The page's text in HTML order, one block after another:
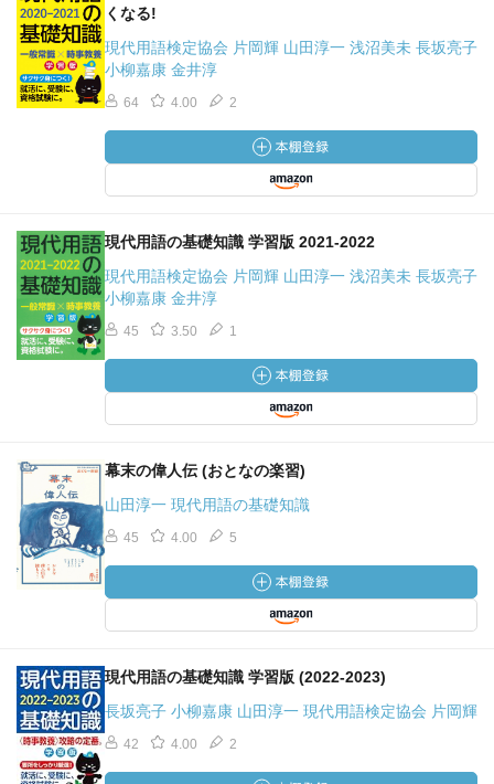
くなる!
現代用語検定協会 片岡輝 山田淳一 浅沼美未 長坂亮子
小柳嘉康 金井淳
64 4.00 2
現代用語の基礎知識 学習版 2021-2022
現代用語検定協会 片岡輝 山田淳一 浅沼美未 長坂亮子
小柳嘉康 金井淳
45 3.50 1
幕末の偉人伝 (おとなの楽習)
山田淳一 現代用語の基礎知識
45 4.00 5
現代用語の基礎知識 学習版 (2022-2023)
長坂亮子 小柳嘉康 山田淳一 現代用語検定協会 片岡輝
42 4.00 2